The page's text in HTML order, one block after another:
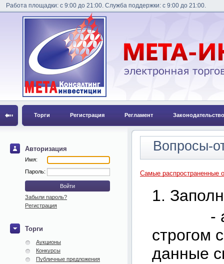
Работа площадки: с 9:00 до 21:00. Служба поддержки: с 9:00 до 21:00.
Торги Регистрация Регламент Законодательство
Авторизация
Имя:
Пароль:
Забыли пароль?
Регистрация
Торги
Аукционы
Конкурсы
Публичные предложения
Вопросы-
Самые распространенные
1.
-
строгом
данные